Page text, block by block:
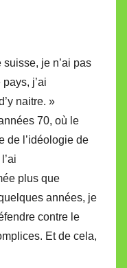
suisse, je n’ai pas
j’ai
naitre. »
70, où le
de l’idéologie de
plus que
années, je
contre le
Et de cela,